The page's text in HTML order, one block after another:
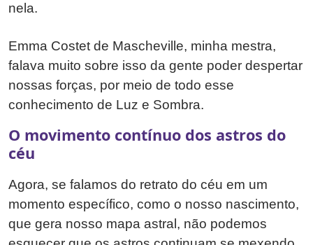
nela.
Emma Costet de Mascheville, minha mestra,
falava muito sobre isso da gente poder despertar
nossas forças, por meio de todo esse
conhecimento de Luz e Sombra.
O movimento contínuo dos astros do
céu
Agora, se falamos do retrato do céu em um
momento específico, como o nosso nascimento,
que gera nosso mapa astral, não podemos